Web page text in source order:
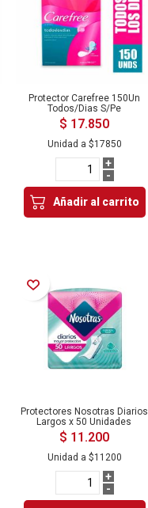
Protector Carefree 150Un
Todos/Dias S/Pe
$ 17.850
Unidad a $17850
+
-
Añadir al carrito
Añadir a la Lista de Deseos
Protectores Nosotras Diarios
Largos x 50 Unidades
$ 11.200
Unidad a $11200
+
-